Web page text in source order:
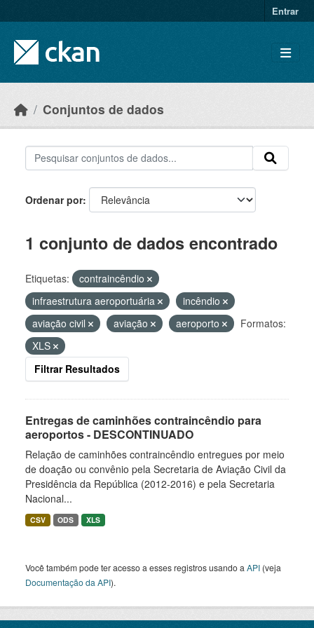
Entrar
Conjuntos de dados
Ordenar por
1 conjunto de dados encontrado
Etiquetas:
contraincêndio
infraestrutura aeroportuária
incêndio
aviação civil
aviação aeroporto
Formatos:
XLS
Filtrar Resultados
Entregas de caminhões contraincêndio para
aeroportos - DESCONTINUADO
Relação de caminhões contraincêndio entregues por meio
de doação ou convênio pela Secretaria de Aviação Civil da
Presidência da República (2012-2016) e pela Secretaria
Nacional...
CSV ODS XLS
Você também pode ter acesso a esses registros usando a API (veja
Documentação da API).